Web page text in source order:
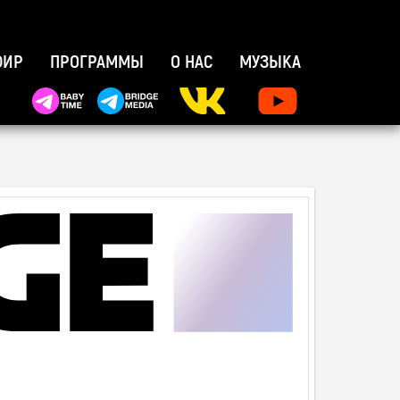
ПРОГРАММЫ О НАС МУЗЫКА